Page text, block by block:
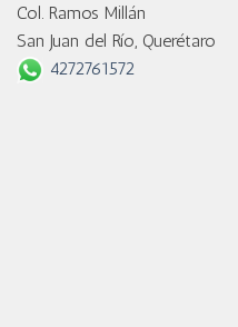
Col. Ramos Millán
San Juan del Río, Querétaro
4272761572